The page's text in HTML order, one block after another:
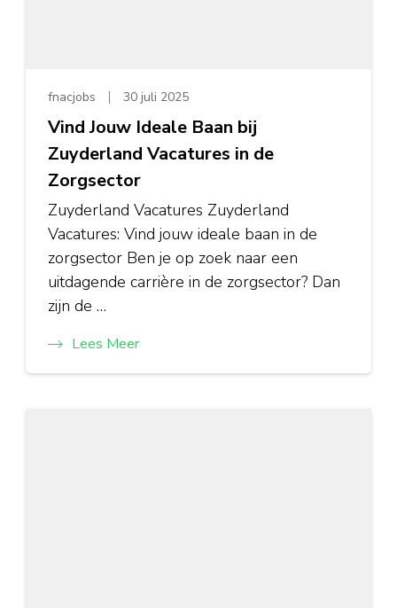
fnacjobs 30 juli 2025
Vind Jouw Ideale Baan bij
Zuyderland Vacatures in de
Zorgsector
Zuyderland Vacatures Zuyderland
Vacatures: Vind jouw ideale baan in de
zorgsector Ben je op zoek naar een
uitdagende carrière in de zorgsector? Dan
zijn de …
Lees Meer